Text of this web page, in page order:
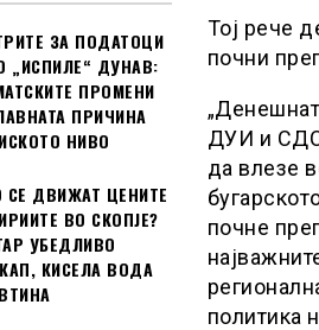
Тој рече
почни
ДУИ и
да влезе
почне
политика
ЗА ПОДАТОЦИ
„ИСПИЛЕ“ ДУНАВ:
ПРОМЕНИ
ПРИЧИНА
НИВО
СЕ ДВИЖАТ ЦЕНИТЕ
ВО СКОПЈЕ?
УБЕДЛИВО
КИСЕЛА ВОДА